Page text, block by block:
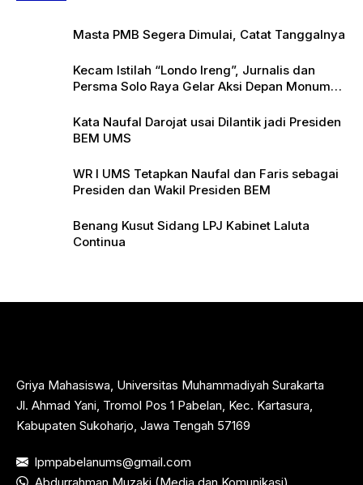
Masta PMB Segera Dimulai, Catat Tanggalnya
Kecam Istilah “Londo Ireng”, Jurnalis dan
Persma Solo Raya Gelar Aksi Depan Monumen
Kata Naufal Darojat usai Dilantik jadi Presiden
BEM UMS
WR I UMS Tetapkan Naufal dan Faris sebagai
Presiden dan Wakil Presiden BEM
Benang Kusut Sidang LPJ Kabinet Laluta
Continua
Griya Mahasiswa, Universitas Muhammadiyah Surakarta
Jl. Ahmad Yani, Tromol Pos 1 Pabelan, Kec. Kartasura,
Kabupaten Sukoharjo, Jawa Tengah 57169
lpmpabelanums@gmail.com